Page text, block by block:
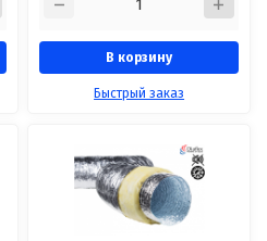
В корзину
Быстрый заказ